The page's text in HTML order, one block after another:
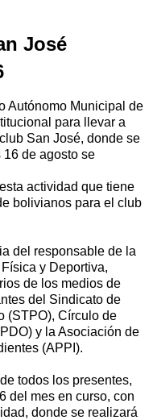
José
Autónomo Municipal de
para llevar a
San José, donde se
16 de agosto se
actividad que tiene
bolivianos para el club
del responsable de la
y Deportiva,
de los medios de
del Sindicato de
(STPO), Círculo de
y la Asociación de
(APPI).
todos los presentes,
del mes en curso, con
donde se realizará